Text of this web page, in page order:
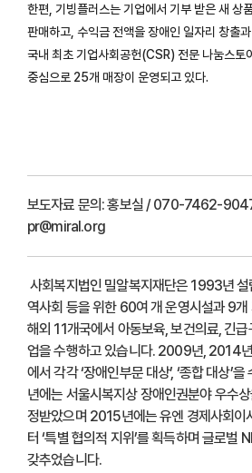
한편, 기빙플러스는 기업에서 기부 받은 새 상
판매하고, 수익금 전액을 장애인 일자리 창출
국내 최초 기업사회공헌(CSR) 전문 나눔스토
중심으로 25개 매장이 운영되고 있다.
보도자료 문의:홍보실 / 070-7462-
pr@miral.org
사회복지법인 밀알복지재단은 1993년 설
역사회 등을 위한 60여 개 운영시설과 9개
해외 11개국에서 아동보육, 보건의료, 긴
업을 수행하고 있습니다. 2009년, 2014
에서 각각 ‘장애인부문 대상’, ‘종합 대상’
년에는 서울시복지상 장애인권분야 우수
정받았으며 2015년에는 유엔 경제사회
터 ‘특별 협의적 지위’를 획득하며 글로벌
갖추었습니다.